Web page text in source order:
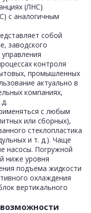
(ЛНС)
с аналогичным
собой
заводского
контроля
промышленных
актуально в
компаниях,
с любым
или сборных),
стеклопластика
и т. д.). Чаще
насосы. Погружной
ниже уровня
подъема жидкости
охлаждения
вертикального